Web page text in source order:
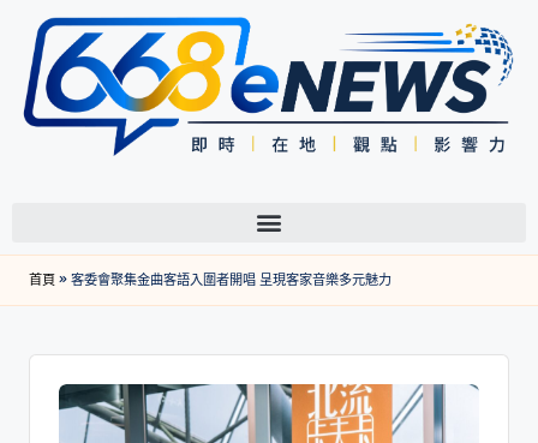
首頁»客委會聚集金曲客語入圍者開唱 呈現客家音樂多元魅力